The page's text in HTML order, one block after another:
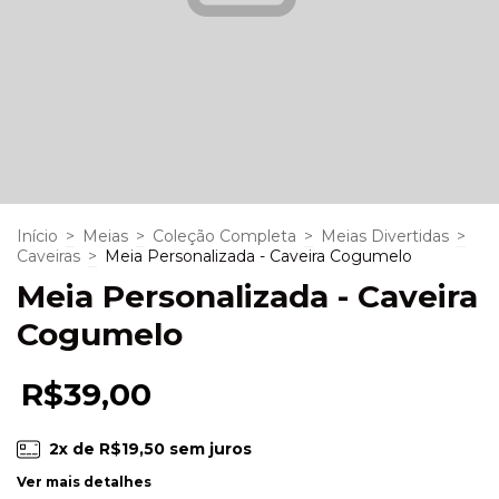
Início > Meias > Coleção Completa > Meias Divertidas >
Caveiras > Meia Personalizada - Caveira Cogumelo
Meia Personalizada - Caveira
Cogumelo
R$39,00
2x de R$19,50sem juros
Ver mais detalhes